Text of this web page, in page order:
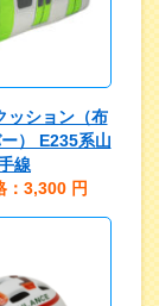
ッション（布
） E235系山
線
：3,300 円